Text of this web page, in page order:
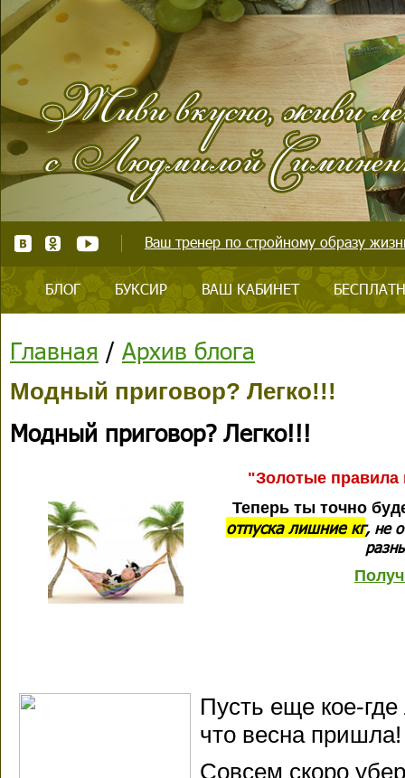
Ваш тренер по стройному образу
БЛОГ БУКСИР ВАШ КАБИНЕТ
Главная / Архив блога
Модный приговор? Легко!!!
Модный приговор? Легко!!!
"Золотые правила
Теперь ты точно
отпуска лишние кг, не
Пусть еще кое-
что весна пришла!
Совсем скоро